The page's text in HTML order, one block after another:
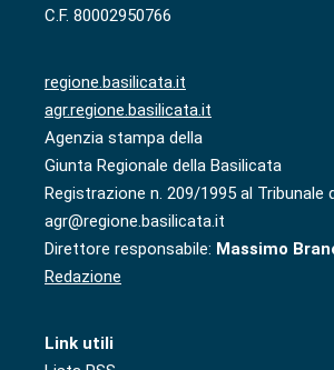
C.F. 80002950766
regione.basilicata.it
agr.regione.basilicata.it
Agenzia stampa della
Giunta Regionale della Basilicata
Registrazione n. 209/1995 al Tribunale
agr@regione.basilicata.it
Direttore responsabile: Massimo
Redazione
Link utili